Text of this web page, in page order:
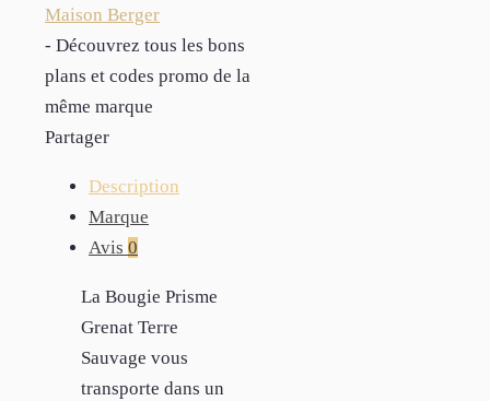
Maison Berger
- Découvrez tous les bons
plans et codes promo de la
même marque
Partager
Description
Marque
Avis 0
La Bougie Prisme
Grenat Terre
Sauvage vous
transporte dans un